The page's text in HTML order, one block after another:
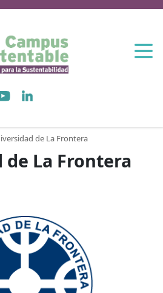
LinkedIn
de La Frontera
La Frontera